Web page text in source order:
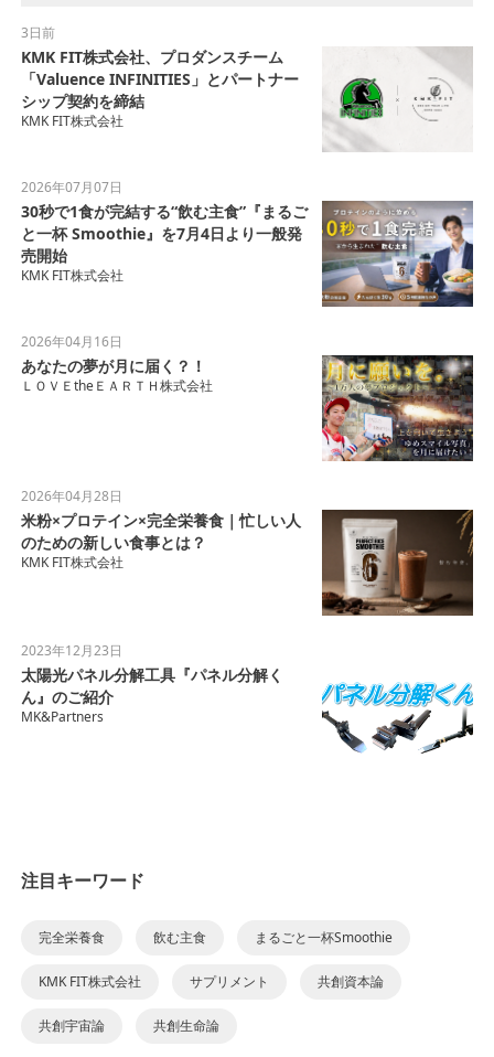
3日前
KMK FIT株式会社、プロダンスチーム
「Valuence INFINITIES」とパートナー
シップ契約を締結
KMK FIT株式会社
2026年07月07日
30秒で1食が完結する“飲む主食”『まるご
と一杯 Smoothie』を7月4日より一般発
売開始
KMK FIT株式会社
2026年04月16日
あなたの夢が月に届く？！
ＬＯＶＥtheＥＡＲＴＨ株式会社
2026年04月28日
米粉×プロテイン×完全栄養食｜忙しい人
のための新しい食事とは？
KMK FIT株式会社
2023年12月23日
太陽光パネル分解工具『パネル分解く
ん』のご紹介
MK&Partners
注目キーワード
完全栄養食 飲む主食 まるごと一杯Smoothie
KMK FIT株式会社 サプリメント 共創資本論
共創宇宙論 共創生命論